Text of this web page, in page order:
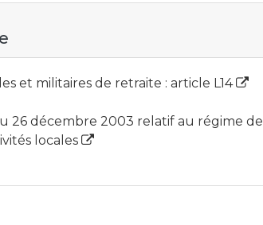
et militaires de retraite : article L14
26 décembre 2003 relatif au régime
locales